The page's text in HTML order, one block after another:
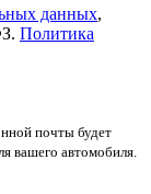
данных,
Политика
почты будет
вашего автомобиля.